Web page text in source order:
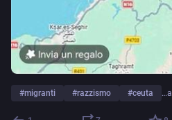
#migranti #razzismo #ceuta